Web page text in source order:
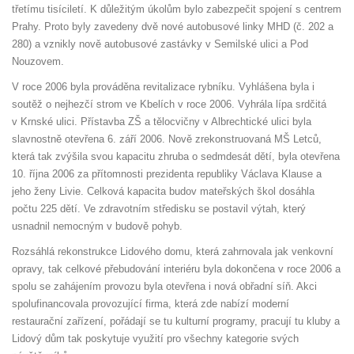
třetímu tisíciletí. K důležitým úkolům bylo zabezpečit spojení s centrem
Prahy. Proto byly zavedeny dvě nové autobusové linky MHD (č. 202 a
280) a vznikly nově autobusové zastávky v Semilské ulici a Pod
Nouzovem.
V roce 2006 byla prováděna revitalizace rybníku. Vyhlášena byla i
soutěž o nejhezčí strom ve Kbelích v roce 2006. Vyhrála lípa srdčitá
v Krnské ulici. Přístavba ZŠ a tělocvičny v Albrechtické ulici byla
slavnostně otevřena 6. září 2006. Nově zrekonstruovaná MŠ Letců,
která tak zvýšila svou kapacitu zhruba o sedmdesát dětí, byla otevřena
10. října 2006 za přítomnosti prezidenta republiky Václava Klause a
jeho ženy Livie. Celková kapacita budov mateřských škol dosáhla
počtu 225 dětí. Ve zdravotním středisku se postavil výtah, který
usnadnil nemocným v budově pohyb.
Rozsáhlá rekonstrukce Lidového domu, která zahrnovala jak venkovní
opravy, tak celkové přebudování interiéru byla dokončena v roce 2006 a
spolu se zahájením provozu byla otevřena i nová obřadní síň. Akci
spolufinancovala provozující firma, která zde nabízí moderní
restaurační zařízení, pořádají se tu kulturní programy, pracují tu kluby a
Lidový dům tak poskytuje využití pro všechny kategorie svých